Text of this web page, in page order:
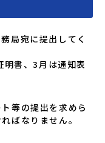
局宛に提出してく
書、3月は通知表
等の提出を求めら
ばなりません。